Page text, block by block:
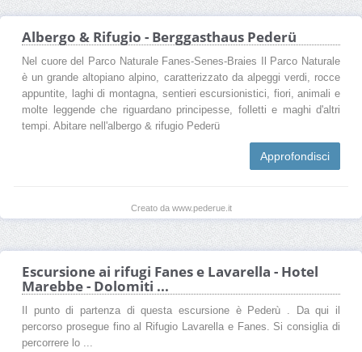
Albergo & Rifugio - Berggasthaus Pederü
Nel cuore del Parco Naturale Fanes-Senes-Braies Il Parco Naturale
è un grande altopiano alpino, caratterizzato da alpeggi verdi, rocce
appuntite, laghi di montagna, sentieri escursionistici, fiori, animali e
molte leggende che riguardano principesse, folletti e maghi d'altri
tempi. Abitare nell'albergo & rifugio Pederü
Approfondisci
Creato da www.pederue.it
Escursione ai rifugi Fanes e Lavarella - Hotel
Marebbe - Dolomiti ...
Il punto di partenza di questa escursione è Pederù . Da qui il
percorso prosegue fino al Rifugio Lavarella e Fanes. Si consiglia di
percorrere lo ...